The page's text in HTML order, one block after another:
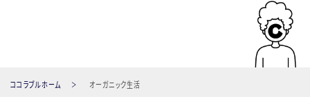
ココラブルホーム オーガニック生活